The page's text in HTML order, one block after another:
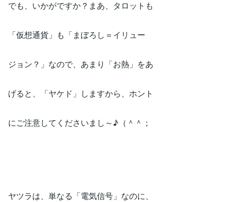
でも、いかがですか？まあ、タロットも
「仮想通貨」も「まぼろし＝イリュー
ジョン？」なので、あまり「お熱」をあ
げると、「ヤケド」しますから、ホント
にご注意してくださいまし～♪（＾＾；
ヤツラは、単なる「電気信号」なのに、